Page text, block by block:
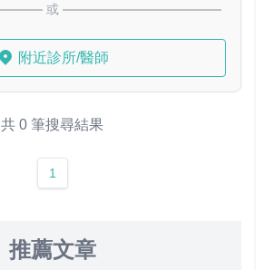
或
附近診所/醫師
共 0 筆搜尋結果
1
推薦文章